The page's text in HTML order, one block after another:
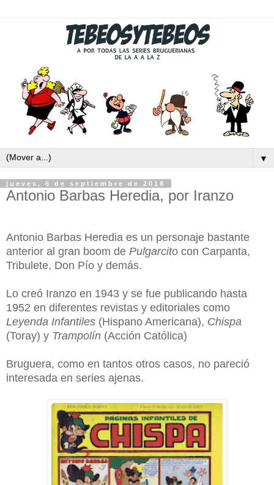
▼
jueves, 6 de septiembre de 2018
Antonio Barbas Heredia, por Iranzo
Antonio Barbas Heredia es un personaje bastante
anterior al gran boom de Pulgarcito con Carpanta,
Tribulete, Don Pío y demás.
Lo creó Iranzo en 1943 y se fue publicando hasta
1952 en diferentes revistas y editoriales como
Leyenda Infantiles (Hispano Americana), Chispa
(Toray) y Trampolín (Acción Católica)
Bruguera, como en tantos otros casos, no pareció
interesada en series ajenas.